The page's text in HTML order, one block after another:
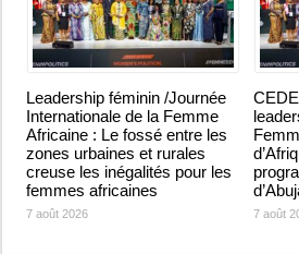
Leadership féminin /Journée
Internationale de la Femme
Africaine : Le fossé entre les
zones urbaines et rurales
creuse les inégalités pour les
femmes africaines
7 août 2026 7 août